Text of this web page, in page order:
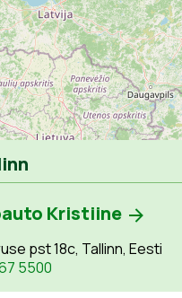
Leaflet
Kristiine
pst 18c, Tallinn, Eesti
5500